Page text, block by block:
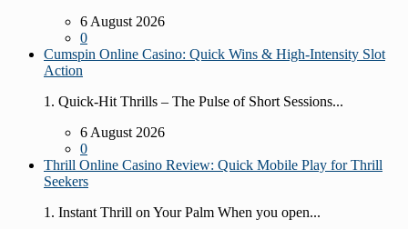
6 August 2026
0
Cumspin Online Casino: Quick Wins & High‑Intensity Slot
Action
1. Quick‑Hit Thrills – The Pulse of Short Sessions...
6 August 2026
0
Thrill Online Casino Review: Quick Mobile Play for Thrill
Seekers
1. Instant Thrill on Your Palm When you open...